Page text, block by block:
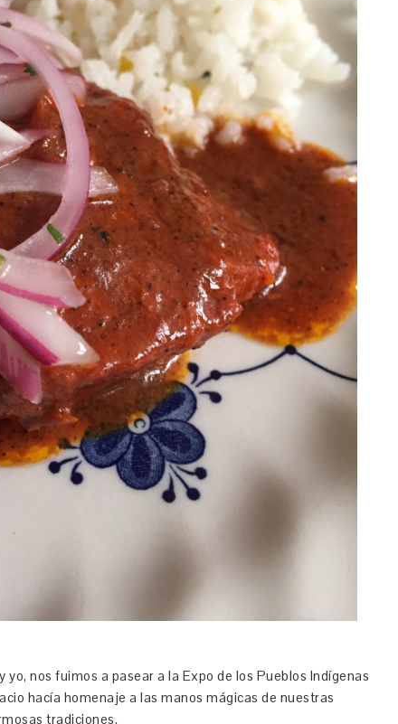
yo, nos fuimos a pasear a la Expo de los Pueblos Indígenas
hacía homenaje a las manos mágicas de nuestras
tradiciones.